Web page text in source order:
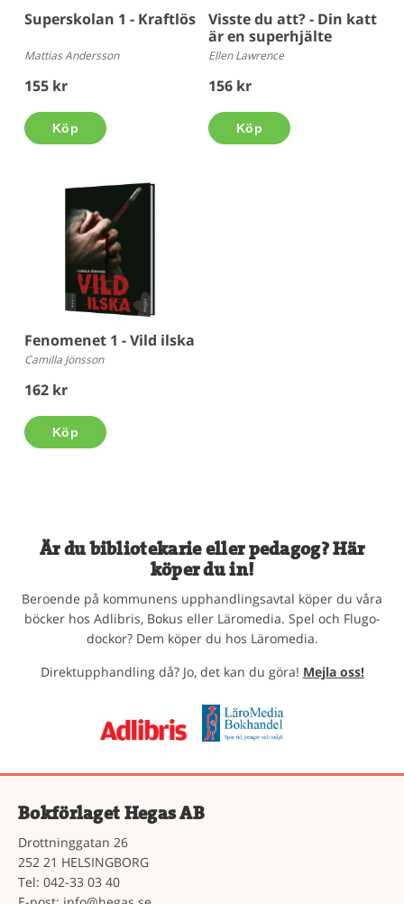
Superskolan 1 - Kraftlös
Mattias Andersson
155 kr
Köp
Visste du att? - Din katt
är en superhjälte
Ellen Lawrence
156 kr
Köp
Fenomenet 1 - Vild ilska
Camilla Jönsson
162 kr
Köp
Är du bibliotekarie eller pedagog? Här
köper du in!
Beroende på kommunens upphandlingsavtal köper du våra
böcker hos Adlibris, Bokus eller Läromedia. Spel och Flugo-
dockor? Dem köper du hos Läromedia.
Direktupphandling då? Jo, det kan du göra! Mejla oss!
Bokförlaget Hegas AB
Drottninggatan 26
252 21 HELSINGBORG
Tel: 042-33 03 40